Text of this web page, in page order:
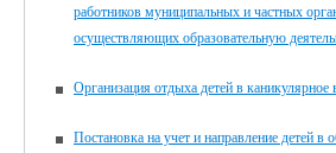
работников муниципальных и частных
осуществляющих образовательную
Организация отдыха детей в каникулярное
Постановка на учет и направление детей в